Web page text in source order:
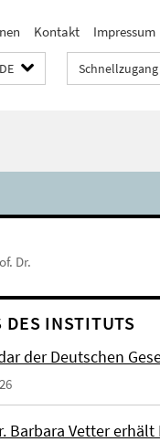
Kontakt Impressum
DE Schnellzugang
Dr.
DES INSTITUTS
der Deutschen
Barbara Vetter